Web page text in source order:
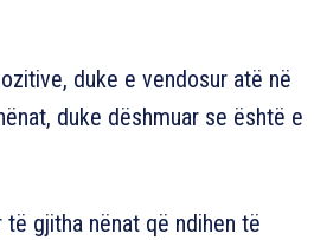
duke e vendosur atë në
duke dëshmuar se është e
gjitha nënat që ndihen të